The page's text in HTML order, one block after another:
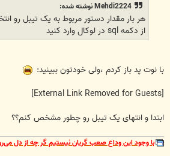
Mehdi2224 نوشته شده:
هر بار مقدار دستور مربوط به یک تیبل رو
از دکمه sql در لوکال وارد کنید
با نوت پد باز کردم ،ولی خودتون ببینید:
ابتدا و انتهای یک تیبل رو چطور مشخص کنم؟؟
با وجود این وداع صعب گریان نیستیم گر چه از دل